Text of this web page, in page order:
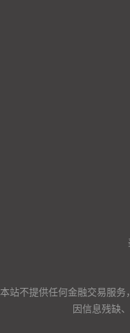
本站不提供任何金融交易服
因信息残缺